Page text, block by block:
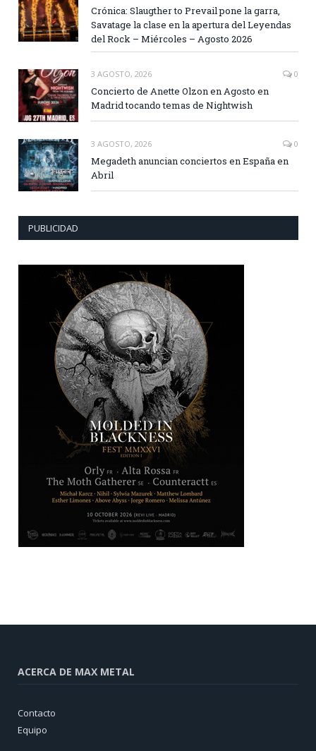
Crónica: Slaugther to Prevail pone la garra,
Savatage la clase en la apertura del Leyendas
del Rock – Miércoles – Agosto 2026
3 AGOSTO, 2026 0
Concierto de Anette Olzon en Agosto en
Madrid tocando temas de Nightwish
3 AGOSTO, 2026 0
Megadeth anuncian conciertos en España en
Abril
PUBLICIDAD
ACERCA DE MAX METAL
Contacto
Equipo